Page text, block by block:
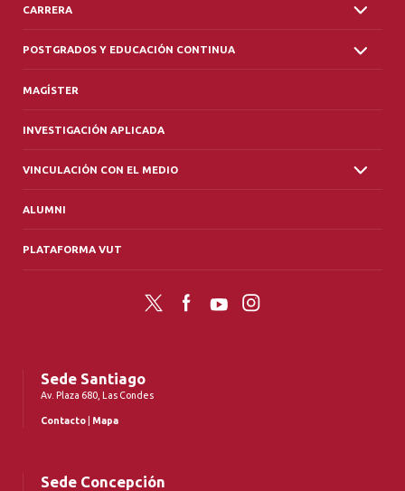
CARRERA
POSTGRADOS Y EDUCACIÓN CONTINUA
MAGÍSTER
INVESTIGACIÓN APLICADA
VINCULACIÓN CON EL MEDIO
ALUMNI
PLATAFORMA VUT
Twitter FacebookYouTubeInstagram
Sede Santiago
Av. Plaza 680, Las Condes
Contacto Mapa
Sede Concepción